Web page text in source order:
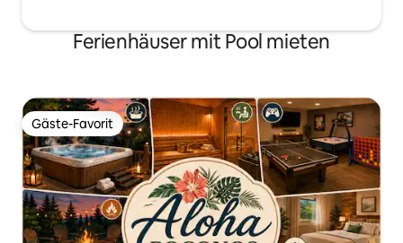
Ferienhäuser mit Pool mieten
Gäste-Favorit
Gäste-Favorit